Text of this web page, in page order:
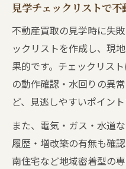
見学チェックリストで
不動産買取の見学時に失
ックリストを作成し、現
果的です。チェックリス
の動作確認・水回りの異
ど、見逃しやすいポイン
また、電気・ガス・水道
履歴・増改築の有無も確
南住宅など地域密着型の